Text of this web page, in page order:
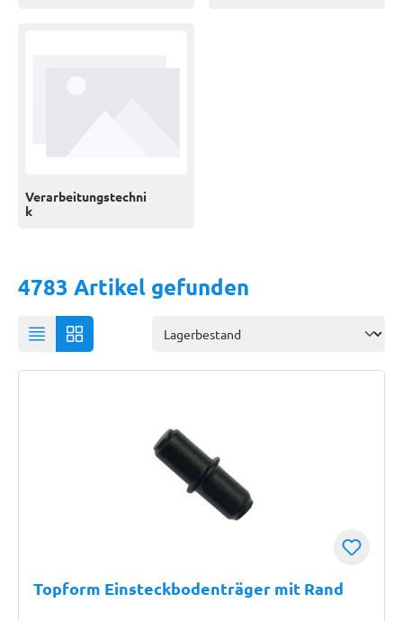
Verarbeitungstechni
k
4783 Artikel gefunden
Topform Einsteckbodenträger mit Rand